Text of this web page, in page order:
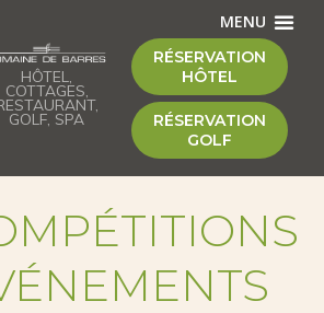
HÔTEL,
COTTAGES,
GOLF, SPA
RÉSERVATION
HÔTEL
RÉSERVATION
GOLF
MENU